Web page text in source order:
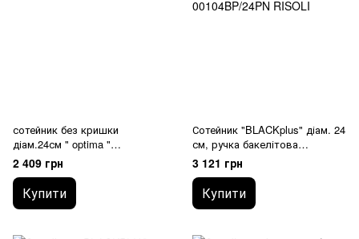
сотейник без кришки
діам.24см " optima "
00104r/24tp0 RISOLI
2 409 грн
Купити
Сотейник "BLACKplus" діам. 24
см, ручка бакелітова
00104BP/24PN RISOLI
3 121 грн
Купити